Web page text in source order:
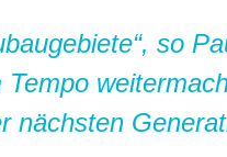
so
nächsten